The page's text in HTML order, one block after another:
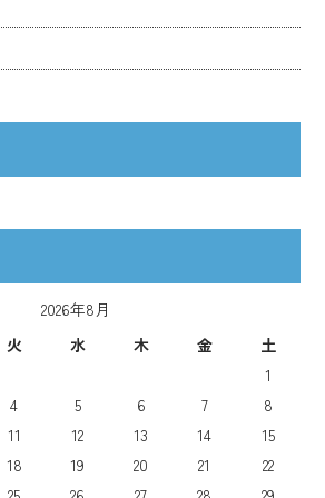
2026年8月
火 水 木 金
土
1
4 5 6 7
8
11 12 13 14
15
18 19 20 21
22